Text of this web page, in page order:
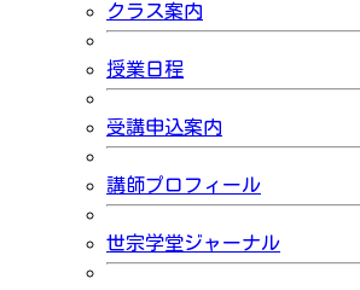
クラス案内
授業日程
受講申込案内
講師プロフィール
世宗学堂ジャーナル